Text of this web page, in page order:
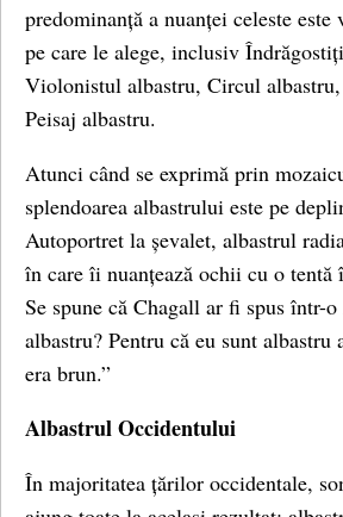
predominanță a nuanței celeste
pe care le alege, inclusiv
Violonistul albastru, Circul albastru,
Peisaj albastru.
Atunci când se exprimă prin
splendoarea albastrului este pe
Autoportret la șevalet, albastrul
în care îi nuanțează ochii cu o tentă
Se spune că Chagall ar fi spus într-
albastru? Pentru că eu sunt albastru
era brun.”
Albastrul Occidentului
În majoritatea țărilor occidentale,